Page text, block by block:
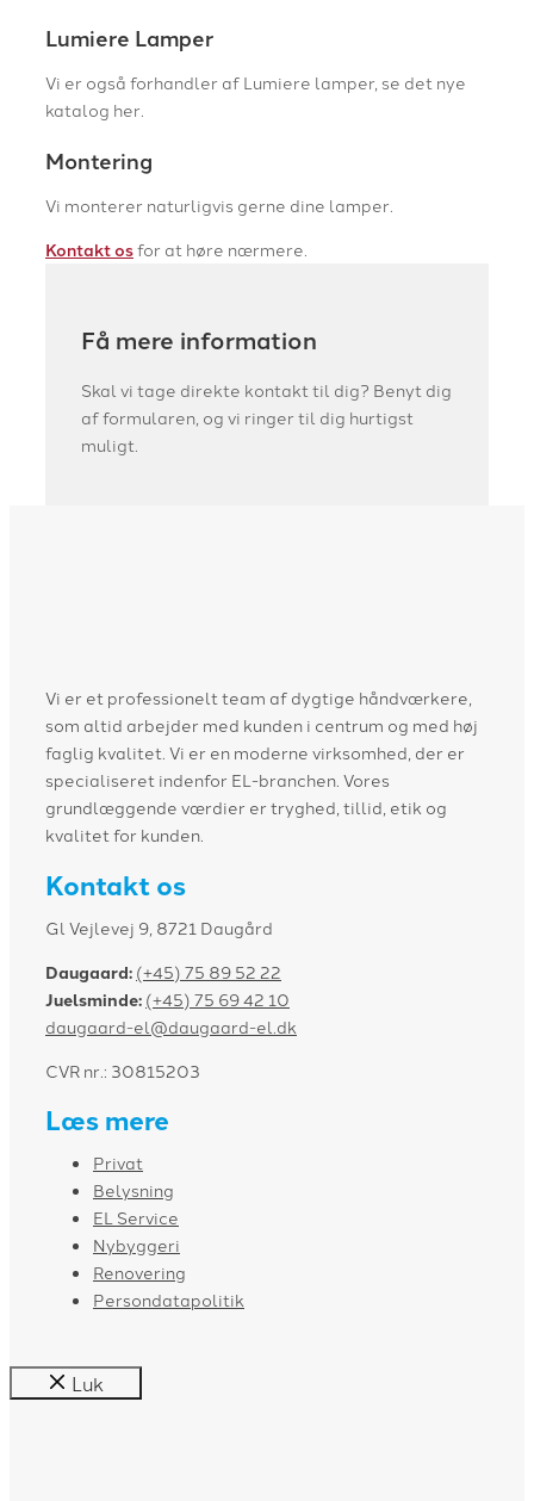
Lumiere Lamper
Vi er også forhandler af Lumiere lamper, se det nye
katalog her.
Montering
Vi monterer naturligvis gerne dine lamper.
Kontakt osfor at høre nærmere.
Få mere information
Skal vi tage direkte kontakt til dig? Benyt dig
af formularen, og vi ringer til dig hurtigst
muligt.
Vi er et professionelt team af dygtige håndværkere,
som altid arbejder med kunden i centrum og med høj
faglig kvalitet. Vi er en moderne virksomhed, der er
specialiseret indenfor EL-branchen. Vores
grundlæggende værdier er tryghed, tillid, etik og
kvalitet for kunden.
Kontakt os
Gl Vejlevej 9, 8721 Daugård
Daugaard: (+45) 75 89 52 22
Juelsminde: (+45) 75 69 42 10
daugaard-el@daugaard-el.dk
CVR nr.: 30815203
Læs mere
Privat
Belysning
EL Service
Nybyggeri
Renovering
Persondatapolitik
Luk